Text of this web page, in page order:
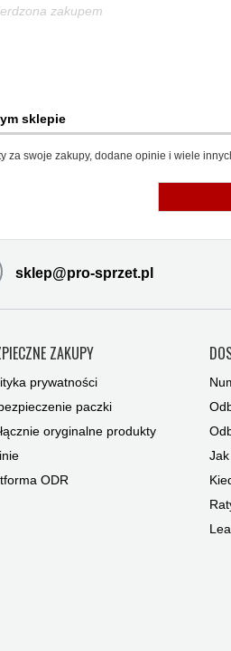
zakupem
sklepie
za swoje zakupy, dodane opinie i wiele
sklep@pro-sprzet.pl
ZAKUPY
prywatności
paczki
oryginalne produkty
ODR